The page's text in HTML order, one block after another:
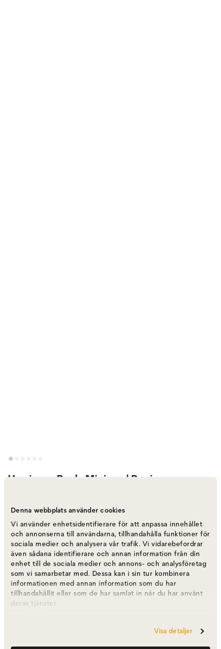
Denna webbplats använder cookies
Vi använder enhetsidentifierare för att anpassa innehållet
och annonserna till användarna, tillhandahålla funktioner för
sociala medier och analysera vår trafik. Vi vidarebefordrar
även sådana identifierare och annan information från din
enhet till de sociala medier och annons- och analysföretag
som vi samarbetar med. Dessa kan i sin tur kombinera
informationen med annan information som du har
tillhandahållit eller som de har samlat in när du har använt
deras tjänster.
Visa detaljer
Hurricane Boule Mini vas | Rosé
Välj färgRosé
Rosé
750 kr
Fåtal i lager
Green
750 kr
750 kr